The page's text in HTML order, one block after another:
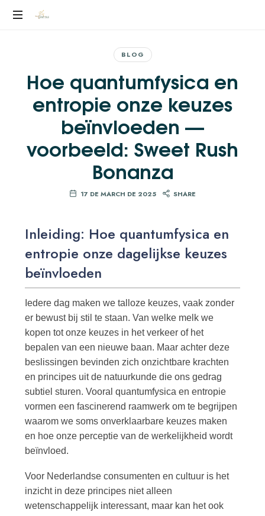
YEILEN
BLOG
Hoe quantumfysica en
entropie onze keuzes
beïnvloeden —
voorbeeld: Sweet Rush
Bonanza
17 DE MARCH DE 2025 SHARE
Inleiding: Hoe quantumfysica en
entropie onze dagelijkse keuzes
beïnvloeden
Iedere dag maken we talloze keuzes, vaak zonder
er bewust bij stil te staan. Van welke melk we
kopen tot onze keuzes in het verkeer of het
bepalen van een nieuwe baan. Maar achter deze
beslissingen bevinden zich onzichtbare krachten
en principes uit de natuurkunde die ons gedrag
subtiel sturen. Vooral quantumfysica en entropie
vormen een fascinerend raamwerk om te begrijpen
waarom we soms onverklaarbare keuzes maken
en hoe onze perceptie van de werkelijkheid wordt
beïnvloed.
Voor Nederlandse consumenten en cultuur is het
inzicht in deze principes niet alleen
wetenschappelijk interessant, maar kan het ook